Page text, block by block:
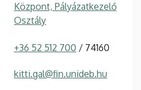
Központ, Pályázatkezelő
Osztály
+36 52 512 700 / 74160
kitti.gal@fin.unideb.hu